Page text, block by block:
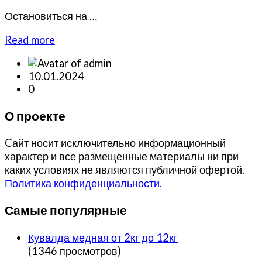
Остановиться на …
Read more
лыжные
курорты
Хутор»
10.01.2024
0
О проекте
Cайт носит исключительно информационный
характер и все размещенные материалы ни при
каких условиях не являются публичной офертой.
Политика конфиденциальности.
Самые популярные
Кувалда медная от 2кг до 12кг
(1346 просмотров)